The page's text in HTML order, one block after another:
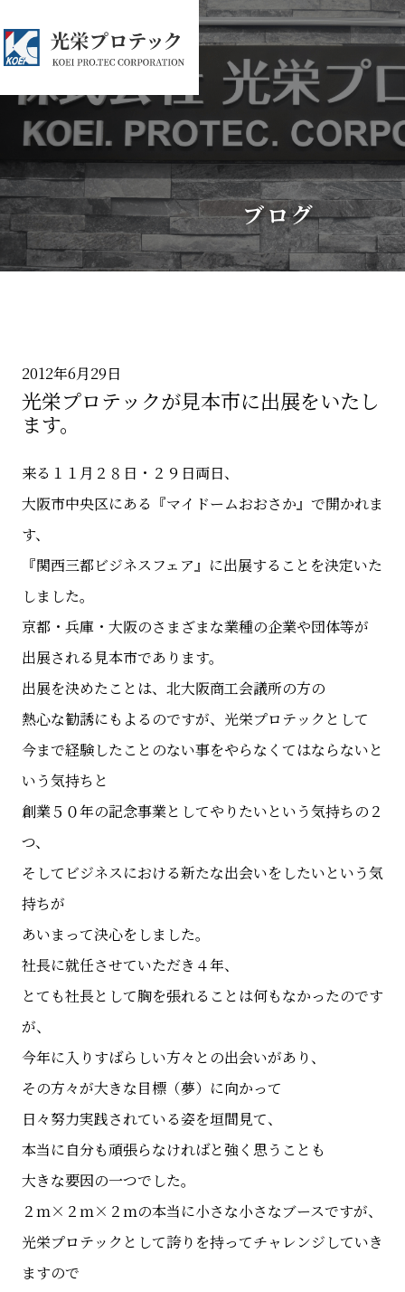
ブログ
2012年6月29日
光栄プロテックが見本市に出展をいたし
ます。
来る１１月２８日・２９日両日、
大阪市中央区にある『マイドームおおさか』で開かれま
す、
『関西三都ビジネスフェア』に出展することを決定いた
しました。
京都・兵庫・大阪のさまざまな業種の企業や団体等が
出展される見本市であります。
出展を決めたことは、北大阪商工会議所の方の
熱心な勧誘にもよるのですが、光栄プロテックとして
今まで経験したことのない事をやらなくてはならないと
いう気持ちと
創業５０年の記念事業としてやりたいという気持ちの２
つ、
そしてビジネスにおける新たな出会いをしたいという気
持ちが
あいまって決心をしました。
社長に就任させていただき４年、
とても社長として胸を張れることは何もなかったのです
が、
今年に入りすばらしい方々との出会いがあり、
その方々が大きな目標（夢）に向かって
日々努力実践されている姿を垣間見て、
本当に自分も頑張らなければと強く思うことも
大きな要因の一つでした。
２ｍ×２ｍ×２ｍの本当に小さな小さなブースですが、
光栄プロテックとして誇りを持ってチャレンジしていき
ますので